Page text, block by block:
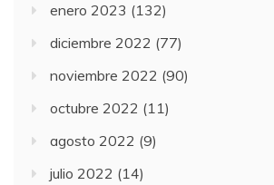
enero 2023 (132)
diciembre 2022 (77)
noviembre 2022 (90)
octubre 2022 (11)
agosto 2022 (9)
julio 2022 (14)